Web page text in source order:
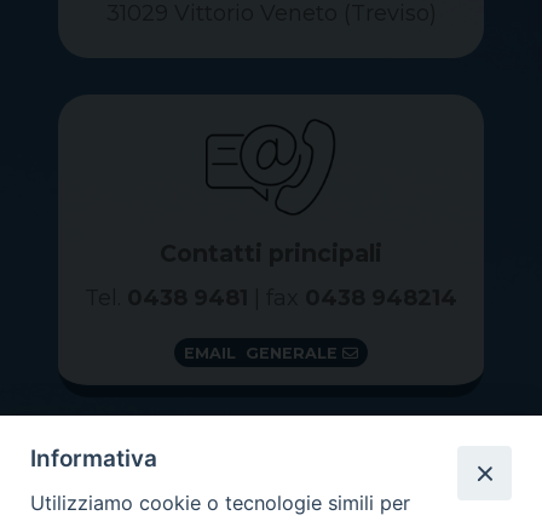
EMAIL GENERALE
Informativa
Utilizziamo cookie o tecnologie simili per